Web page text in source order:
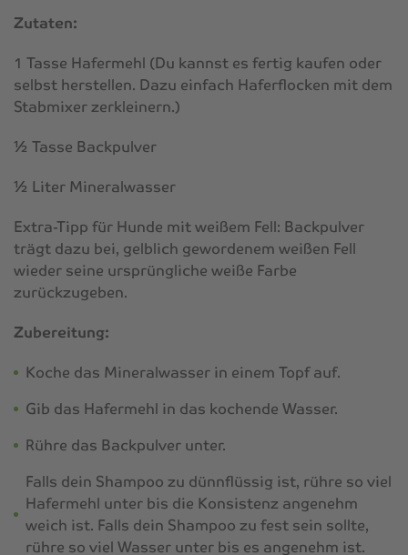
Zutaten:
1 Tasse Hafermehl (Du kannst es fertig kaufen oder
selbst herstellen. Dazu einfach Haferflocken mit dem
Stabmixer zerkleinern.)
½ Tasse Backpulver
½ Liter Mineralwasser
Extra-Tipp für Hunde mit weißem Fell: Backpulver
trägt dazu bei, gelblich gewordenem weißen Fell
wieder seine ursprüngliche weiße Farbe
zurückzugeben.
Zubereitung:
Koche das Mineralwasser in einem Topf auf.
Gib das Hafermehl in das kochende Wasser.
Rühre das Backpulver unter.
Falls dein Shampoo zu dünnflüssig ist, rühre so viel
Hafermehl unter bis die Konsistenz angenehm
weich ist. Falls dein Shampoo zu fest sein sollte,
rühre so viel Wasser unter bis es angenehm ist.